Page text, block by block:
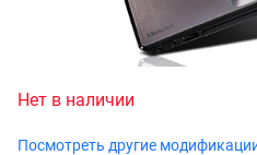
Нет в наличии
Посмотреть другие